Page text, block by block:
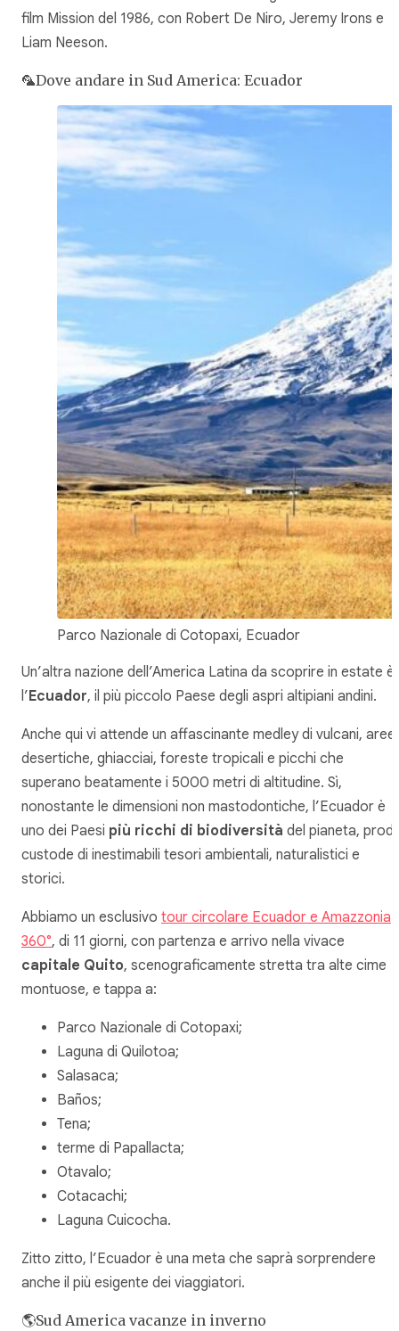
film Mission del 1986, con Robert De Niro, Jeremy Irons e
Liam Neeson.
🦜Dove andare in Sud America: Ecuador
Parco Nazionale di Cotopaxi, Ecuador
Un’altra nazione dell’America Latina da scoprire in estate è
l’Ecuador, il più piccolo Paese degli aspri altipiani andini.
Anche qui vi attende un affascinante medley di vulcani, aree
desertiche, ghiacciai, foreste tropicali e picchi che
superano beatamente i 5000 metri di altitudine. Sì,
nonostante le dimensioni non mastodontiche, l’Ecuador è
uno dei Paesi più ricchi di biodiversità del pianeta,
custode di inestimabili tesori ambientali, naturalistici e
storici.
Abbiamo un esclusivo tour circolare Ecuador e Amazzonia
360°, di 11 giorni, con partenza e arrivo nella vivace
capitale Quito, scenograficamente stretta tra alte cime
montuose, e tappa a:
Parco Nazionale di Cotopaxi;
Laguna di Quilotoa;
Salasaca;
Baños;
Tena;
terme di Papallacta;
Otavalo;
Cotacachi;
Laguna Cuicocha.
Zitto zitto, l’Ecuador è una meta che saprà sorprendere
anche il più esigente dei viaggiatori.
🌎Sud America vacanze in inverno